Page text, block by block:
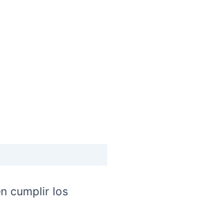
cumplir los